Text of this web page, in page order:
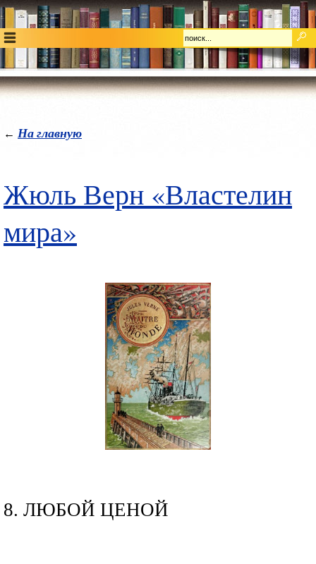
← На главную
Жюль Верн «Властелин
мира»
8. ЛЮБОЙ ЦЕНОЙ